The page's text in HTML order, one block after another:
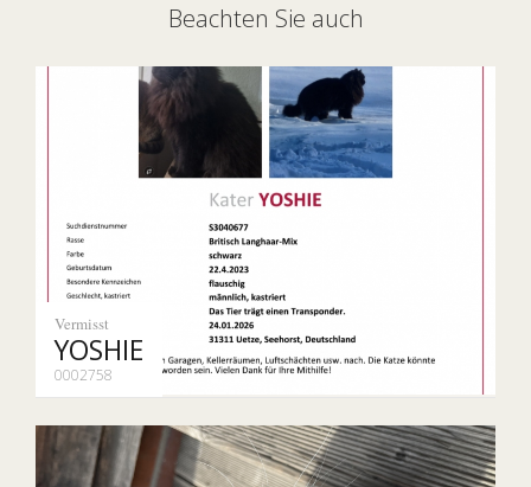
Beachten Sie auch
Vermisst
YOSHIE
0002758